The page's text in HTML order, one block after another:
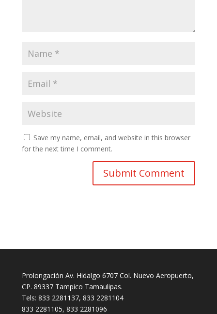
Save my name, email, and website in this browser
for the next time I comment.
Prolongación Av. Hidalgo 6707 Col. Nuevo Aeropuerto,
CP. 89337 Tampico Tamaulipas.
Tels: 833 2281137, 833 2281104
833 2281105, 833 2281096